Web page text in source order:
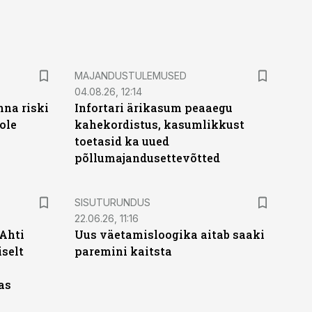
riski
MAJANDUSTULEMUSED
04.08.26, 12:14
Infortari ärikasum peaaegu
kahekordistus, kasumlikkust
toetasid ka uued
põllumajandusettevõtted
ST
SISUTURUNDUS
22.06.26, 11:16
Uus väetamisloogika aitab saaki
paremini kaitsta